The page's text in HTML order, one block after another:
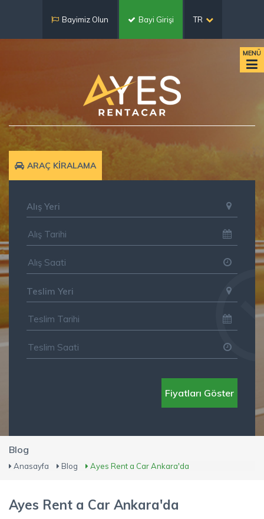
Bayimiz Olun Bayi Girişi TR
MENÜ
ARAÇ KİRALAMA
Alış Yeri
Teslim Yeri
Fiyatları Göster
Blog
Anasayfa Blog Ayes Rent a Car Ankara'da
Ayes Rent a Car Ankara'da